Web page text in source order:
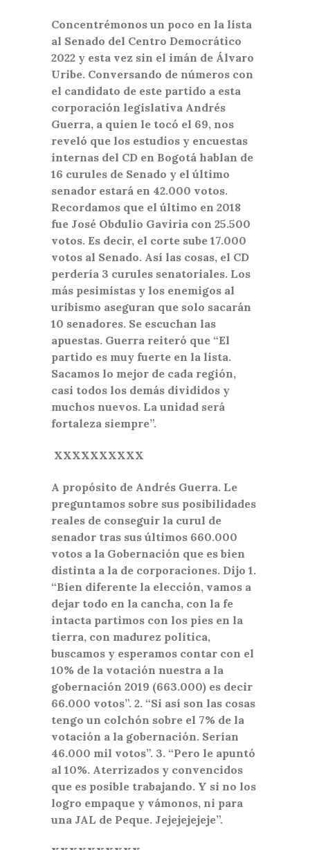
Concentrémonos un poco en la lista
al Senado del Centro Democrático
2022 y esta vez sin el imán de Álvaro
Uribe. Conversando de números con
el candidato de este partido a esta
corporación legislativa Andrés
Guerra, a quien le tocó el 69, nos
reveló que los estudios y encuestas
internas del CD en Bogotá hablan de
16 curules de Senado y el último
senador estará en 42.000 votos.
Recordamos que el último en 2018
fue José Obdulio Gaviria con 25.500
votos. Es decir, el corte sube 17.000
votos al Senado. Así las cosas, el CD
perdería 3 curules senatoriales. Los
más pesimistas y los enemigos al
uribismo aseguran que solo sacarán
10 senadores. Se escuchan las
apuestas. Guerra reiteró que “El
partido es muy fuerte en la lista.
Sacamos lo mejor de cada región,
casi todos los demás divididos y
muchos nuevos. La unidad será
fortaleza siempre”.
XXXXXXXXXX
A propósito de Andrés Guerra. Le
preguntamos sobre sus posibilidades
reales de conseguir la curul de
senador tras sus últimos 660.000
votos a la Gobernación que es bien
distinta a la de corporaciones. Dijo 1.
“Bien diferente la elección, vamos a
dejar todo en la cancha, con la fe
intacta partimos con los pies en la
tierra, con madurez política,
buscamos y esperamos contar con el
10% de la votación nuestra a la
gobernación 2019 (663.000) es decir
66.000 votos”. 2. “Si así son las cosas
tengo un colchón sobre el 7% de la
votación a la gobernación. Serían
46.000 mil votos”. 3. “Pero le apuntó
al 10%. Aterrizados y convencidos
que es posible trabajando. Y si no los
logro empaque y vámonos, ni para
una JAL de Peque. Jejejejejeje”.